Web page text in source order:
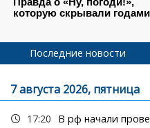
Последние новости
7 августа 2026, пятница
17:20 В рф начали